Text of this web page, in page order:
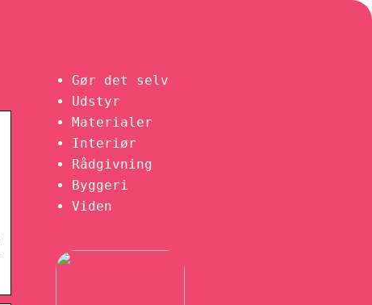
Gør det selv
Udstyr
Materialer
Interiør
Rådgivning
Byggeri
Viden